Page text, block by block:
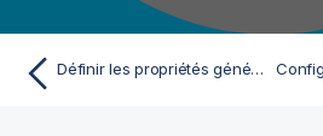
Définir les propriétés générales de la connexion File Positional